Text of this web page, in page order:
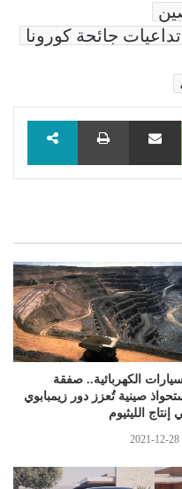
تداعيات جائحة كورونا
WhatsAppمشاركة عبر البريد طباعة
الكهربائية.. صفقة
صينية تُعزز دور زيمبابوي
إنتاج الليثيوم
2021-12-28